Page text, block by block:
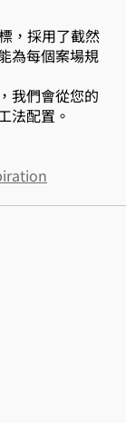
，採用了截然
為每個案場規
我們會從您的
法配置。